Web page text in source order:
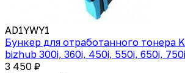
AD1YWY1
Бункер для отработанного тонера
bizhub 300i, 360i, 450i, 550i, 650i,
3 450 ₽